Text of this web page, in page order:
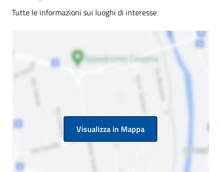
Tutte le informazioni sui luoghi di interesse
Visualizza in Mappa